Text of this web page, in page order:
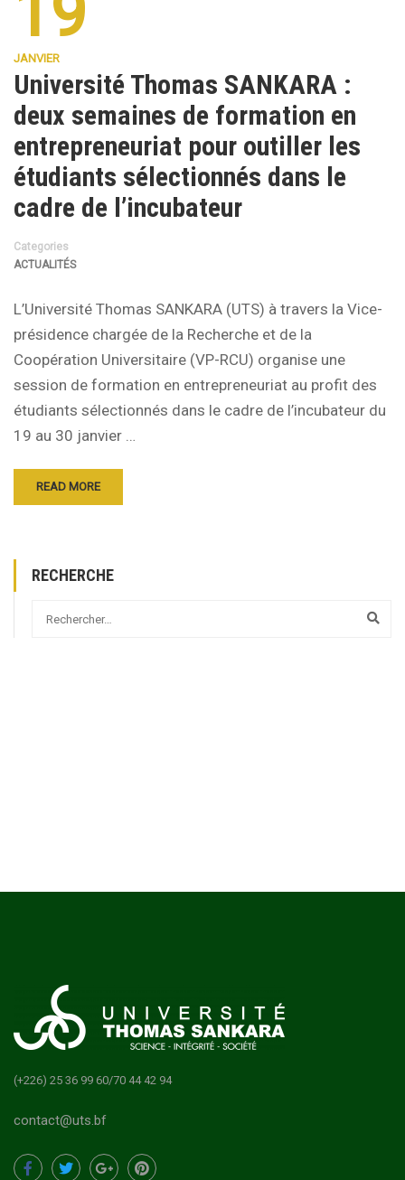
JANVIER
Université Thomas SANKARA :
deux semaines de formation en
entrepreneuriat pour outiller les
étudiants sélectionnés dans le
cadre de l’incubateur
Categories
ACTUALITÉS
L’Université Thomas SANKARA (UTS) à travers la Vice-
présidence chargée de la Recherche et de la
Coopération Universitaire (VP-RCU) organise une
session de formation en entrepreneuriat au profit des
étudiants sélectionnés dans le cadre de l’incubateur du
19 au 30 janvier …
READ MORE
RECHERCHE
(+226) 25 36 99 60/70 44 42 94
contact@uts.bf